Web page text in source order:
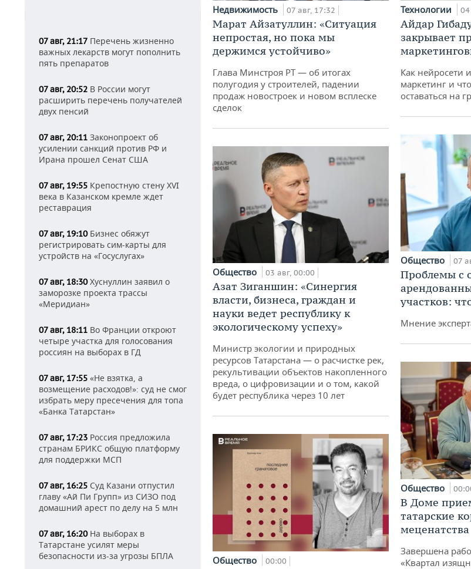
07 авг, 21:17 Перечень жизненно
важных лекарств могут пополнить
пять препаратов
07 авг, 20:52 В России могут
расширить перечень получателей
двух пенсий
07 авг, 20:11 Законопроект об
усилении санкций против РФ и
Ирана прошел Сенат США
07 авг, 19:55 Крепостную стену XVI
века в Казанском кремле ждет
реставрация
07 авг, 19:10Бизнес обяжут
регистрировать сим-карты для
устройств на «Госуслугах»
07 авг, 18:30Хуснуллин заявил о
заморозке проекта трассы
«Меридиан»
07 авг, 18:11 Во Франции откроют
четыре участка для голосования
россиян на выборах в ГД
07 авг, 17:55 «Не взятка, а
возмещение расходов!»: суд не смог
избрать меру пресечения для топа
«Банка Татарстан»
07 авг, 17:23 Россия предложила
странам БРИКС общую платформу
для поддержки МСП
07 авг, 16:25 Суд Казани отпустил
главу «Ай Пи Групп» из СИЗО под
домашний арест по делу на 5 млн
07 авг, 16:20На выборах в
Татарстане усилят меры
безопасности из-за угрозы БПЛА
Недвижимость 07 авг, 17:32
Марат Айзатуллин: «Ситуация
непростая, но пока мы
держимся устойчиво»
Глава Минстроя РТ — об итогах
полугодия у строителей, падении
продаж новостроек и новом всплеске
сделок
Общество 03 авг, 00:00
Азат Зиганшин: «Синергия
власти, бизнеса, граждан и
науки ведет республику к
экологическому успеху»
Министр экологии и природных
ресурсов Татарстана — о расчистке рек,
рекультивации объектов накопленного
вреда, о цифровизации и о том, какой
будет республика через 10 лет
Общество 00:00
Технологии 04
Айдар
закрывает
Как нейросети
маркетинг и
оставаться на
Общество 07
Проблемы с
участков:
Мнение
Общество
В Доме
татарские
меценатства
Завершена
«Квартал